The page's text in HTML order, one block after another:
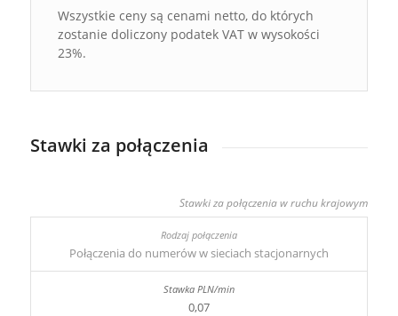
Wszystkie ceny są cenami netto, do których
zostanie doliczony podatek VAT w wysokości
23%.
Stawki za połączenia
Stawki za połączenia w ruchu krajowym
Połączenia do numerów w sieciach stacjonarnych
0,07